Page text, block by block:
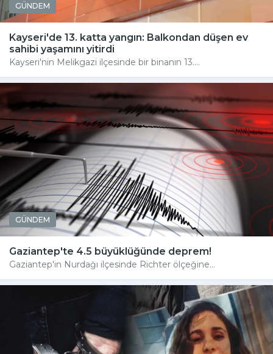
GÜNDEM
Kayseri'de 13. katta yangın: Balkondan düşen ev
sahibi yaşamını yitirdi
Kayseri'nin Melikgazi ilçesinde bir binanın 13....
GÜNDEM
Gaziantep'te 4.5 büyüklüğünde deprem!
Gaziantep'in Nurdağı ilçesinde Richter ölçeğine...